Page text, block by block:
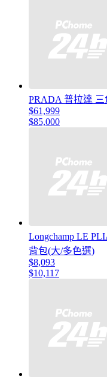
PRADA 普拉達
$61,999
$85,000
Longchamp LE
背包(大/多色選)
$8,093
$10,117